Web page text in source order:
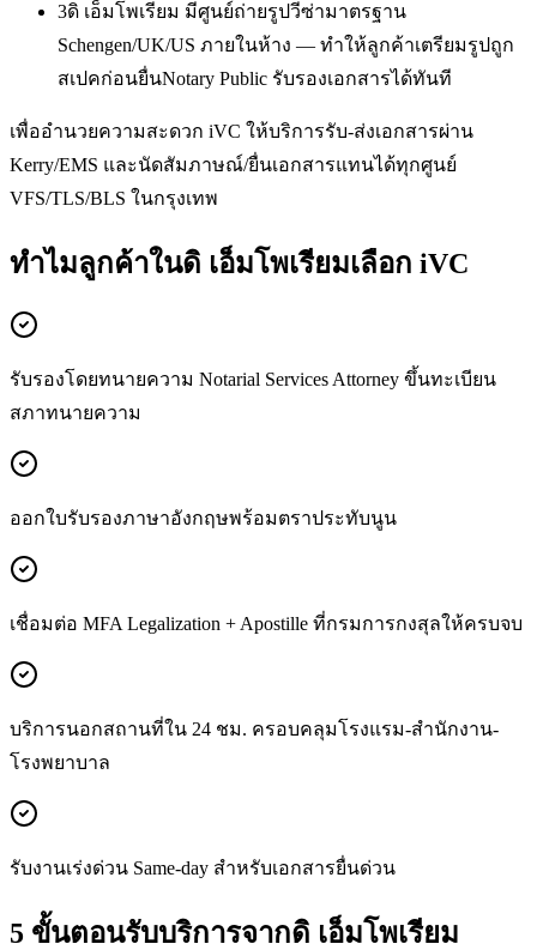
3ดิ เอ็มโพเรียม มีศูนย์ถ่ายรูปวีซ่ามาตรฐาน
Schengen/UK/US ภายในห้าง — ทำให้ลูกค้าเตรียมรูปถูก
สเปคก่อนยื่นNotary Public รับรองเอกสารได้ทันที
เพื่ออำนวยความสะดวก iVC ให้บริการรับ-ส่งเอกสารผ่าน
Kerry/EMS และนัดสัมภาษณ์/ยื่นเอกสารแทนได้ทุกศูนย์
VFS/TLS/BLS ในกรุงเทพ
ทำไมลูกค้าในดิ เอ็มโพเรียมเลือก iVC
รับรองโดยทนายความ Notarial Services Attorney ขึ้นทะเบียน
สภาทนายความ
ออกใบรับรองภาษาอังกฤษพร้อมตราประทับนูน
เชื่อมต่อ MFA Legalization + Apostille ที่กรมการกงสุลให้ครบจบ
บริการนอกสถานที่ใน 24 ชม. ครอบคลุมโรงแรม-สำนักงาน-
โรงพยาบาล
รับงานเร่งด่วน Same-day สำหรับเอกสารยื่นด่วน
5 ขั้นตอนรับบริการจากดิ เอ็มโพเรียม